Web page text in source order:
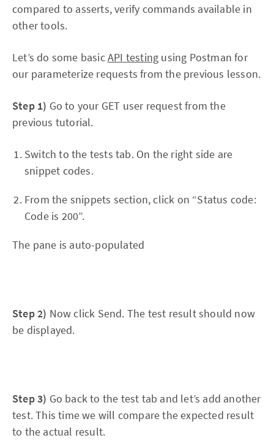
compared to asserts, verify commands available in
other tools.
Let’s do some basicAPI testing using Postman for
our parameterize requests from the previous lesson.
Step 1) Go to your GET user request from the
previous tutorial.
Switch to the tests tab. On the right side are
snippet codes.
From the snippets section, click on “Status code:
Code is 200”.
The pane is auto-populated
Step 2) Now click Send. The test result should now
be displayed.
Step 3) Go back to the test tab and let’s add another
test. This time we will compare the expected result
to the actual result.